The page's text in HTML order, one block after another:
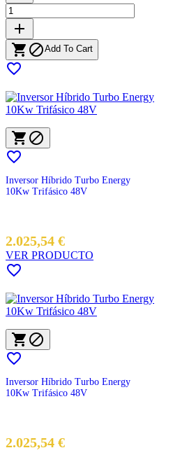
add
 Add To Cart

 

Inversor Híbrido Turbo Energy
10Kw Trifásico 48V
2.025,54 €
VER PRODUCTO

 

Inversor Híbrido Turbo Energy
10Kw Trifásico 48V
2.025,54 €Precio